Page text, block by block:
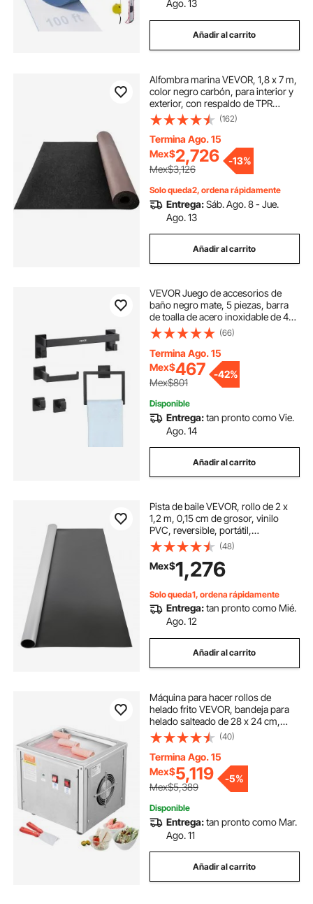
Ago. 13
Añadir al carrito
Alfombra marina VEVOR, 1,8 x 7 m,
color negro carbón, para interior y
exterior, con respaldo de TPR
impermeable, ideal para el hogar,
patio, porche y decoración.
(162)
Termina Ago. 15
Mex$2,726
Mex$3,126
-13%
Solo queda2, ordena rápidamente
Entrega:Sáb. Ago. 8 - Jue.
Ago. 13
Añadir al carrito
VEVOR Juego de accesorios de
baño negro mate, 5 piezas, barra
de toalla de acero inoxidable de 40
cm, toallero, 2 ganchos para
toallas, soporte para papel
higiénico, montaje en pared
(66)
Termina Ago. 15
Mex$467
Mex$801
-42%
Disponible
Entrega:tan pronto como Vie.
Ago. 14
Añadir al carrito
Pista de baile VEVOR, rollo de 2 x
1,2 m, 0,15 cm de grosor, vinilo
PVC, reversible, portátil,
antideslizante, ideal para jazz, pop
y lírico.
(48)
Mex$1,276
Solo queda1, ordena rápidamente
Entrega:tan pronto como Mié.
Ago. 12
Añadir al carrito
Máquina para hacer rollos de
helado frito VEVOR, bandeja para
helado salteado de 28 x 24 cm,
máquina para hacer helado
enrollado de acero inoxidable con
compresor y 2 raspadores, para
hacer helado, yogur helado y rollos
de helado.
(40)
Termina Ago. 15
Mex$5,119
Mex$5,389
-5%
Disponible
Entrega:tan pronto como Mar.
Ago. 11
Añadir al carrito